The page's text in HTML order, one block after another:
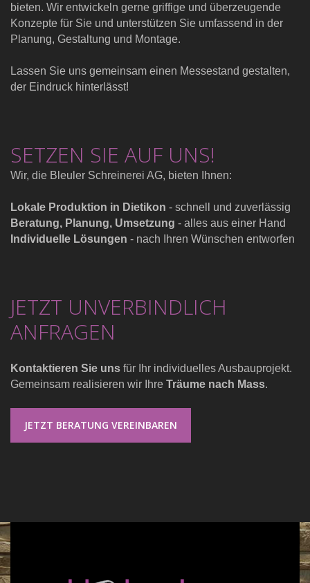
bieten. Wir entwickeln gerne griffige und überzeugende
Konzepte für Sie und unterstützen Sie umfassend in der
Planung, Gestaltung und Montage.
Lassen Sie uns gemeinsam einen Messestand gestalten,
der Eindruck hinterlässt!
SETZEN SIE AUF UNS!
Wir, die Bleuler Schreinerei AG, bieten Ihnen:
Lokale Produktion in Dietikon - schnell und zuverlässig
Beratung, Planung, Umsetzung - alles aus einer Hand
Individuelle Lösungen - nach Ihren Wünschen entworfen
JETZT UNVERBINDLICH
ANFRAGEN
Kontaktieren Sie uns für Ihr individuelles Ausbauprojekt.
Gemeinsam realisieren wir Ihre Träume nach Mass.
JETZT BERATUNG VEREINBAREN